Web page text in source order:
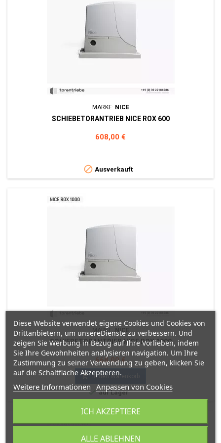
MARKE: NICE
SCHIEBETORANTRIEB NICE ROX 600
Preis
608,00 €
 Ausverkauft
MARKE: NICE
SCHIEBETORANTRIEB NICE ROX 1000
Preis
668,00 €
 In den Warenkorb
auf Lager
Diese Website verwendet eigene Cookies und Cookies von
Drittanbietern, um unsereDienste zu verbessern. Und
zeigen Sie Werbung in Bezug auf Ihre Vorlieben, indem
Sie Ihre Gewohnheiten analysieren navigation. Um Ihre
Zustimmung zu seiner Verwendung zu geben, klicken Sie
auf die Schaltfläche Akzeptieren.
Weitere Informationen Anpassen von Cookies
ALLE ABLEHNEN
ICH AKZEPTIERE